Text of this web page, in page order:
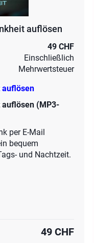
auflösen
49 CHF
Einschließlich
Mehrwertsteuer
auflösen
auflösen (MP3-
per E-Mail
bequem
und Nachtzeit.
49 CHF